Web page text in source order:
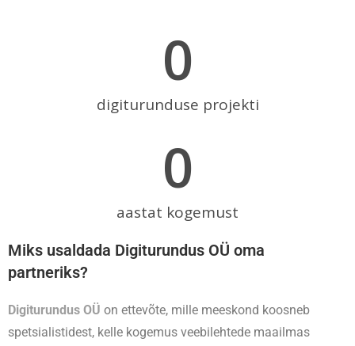
digiturunduse projekti
0
aastat kogemust
0
Miks usaldada Digiturundus OÜ oma
partneriks?
Digiturundus OÜ on ettevõte, mille meeskond koosneb
spetsialistidest, kelle kogemus veebilehtede maailmas